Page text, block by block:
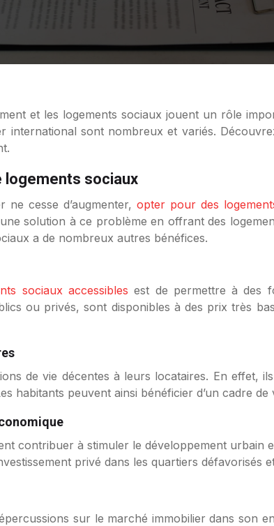
international sont nombreux et variés.
logements sociaux
ne cesse d’augmenter,opter pour des
solution à ce problème en offrant des
a de nombreux autres bénéfices.
sociaux accessibles est de permettre à des
ou privés, sont disponibles à des prix très
de vie décentes à leurs locataires. En effet,
habitants peuvent ainsi bénéficier d’un cadre
contribuer à stimuler le développement urbain
privé dans les quartiers défavorisés
sur le marché immobilier dans son